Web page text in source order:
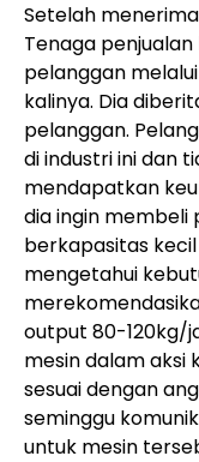
Setelah
Tenaga
pelanggan
kalinya. Dia
pelanggan.
di industri ini dan
mendapatkan
dia ingin
berkapasitas
mengetahui
output 80-120kg/
mesin dalam aksi
sesuai dengan
seminggu
untuk mesin